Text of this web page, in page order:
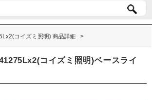
コイズミ照明) 商品詳細
コイズミ照明)ベースライ